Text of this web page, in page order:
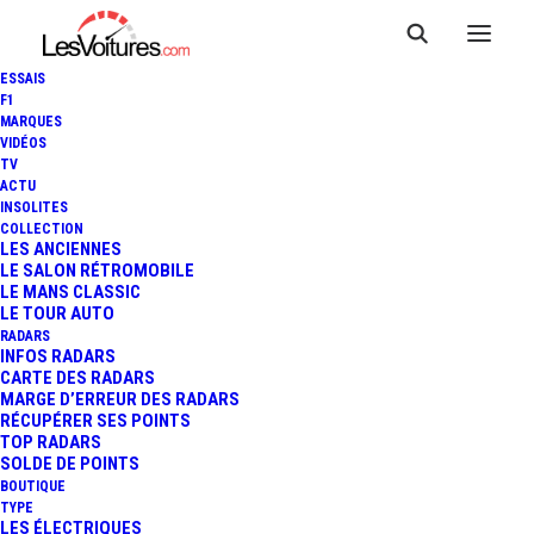
ESSAIS
F1
MARQUES
VIDÉOS
TV
ACTU
INSOLITES
COLLECTION
LES ANCIENNES
LE SALON RÉTROMOBILE
LE MANS CLASSIC
LE TOUR AUTO
RADARS
INFOS RADARS
CARTE DES RADARS
MARGE D’ERREUR DES RADARS
RÉCUPÉRER SES POINTS
TOP RADARS
SOLDE DE POINTS
BOUTIQUE
TYPE
LES ÉLECTRIQUES
13 février 2020
FERRARI F50 : UN